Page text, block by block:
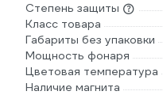
Степень защиты
Класс товара
Габариты без упаковки
Мощность фонаря
Цветовая температура
Наличие магнита